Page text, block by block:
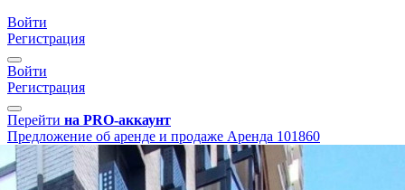
Войти
Регистрация
Войти
Регистрация
Перейти на PRO-аккаунт
Предложение об аренде и продаже Аренда 101860